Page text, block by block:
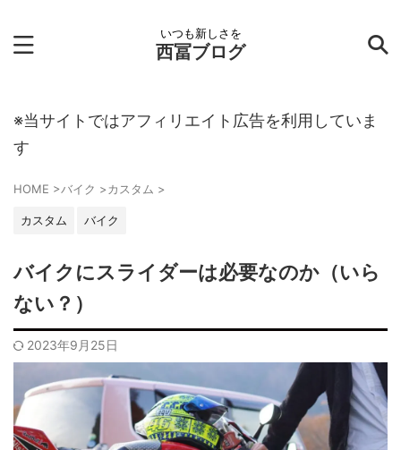
いつも新しさを
西冨ブログ
※当サイトではアフィリエイト広告を利用していま
す
HOME >バイク >カスタム >
カスタム バイク
バイクにスライダーは必要なのか（いら
ない？）
2023年9月25日